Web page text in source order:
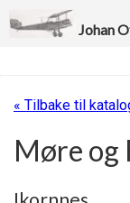
Johan
« Tilbake til
Møre og